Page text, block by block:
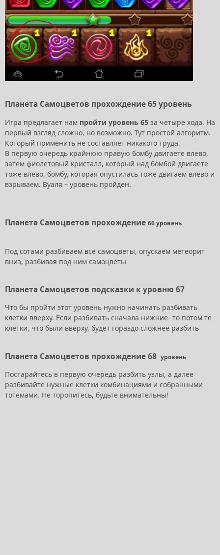
Планета Самоцветов прохождение 65 уровень
Игра предлагает нам пройти уровень 65 за четыре хода. На
первый взгляд сложно, но возможно. Тут простой алгоритм.
Который применить не составляет никакого труда.
В первую очередь крайнюю правую бомбу двигаете влево,
затем фиолетовый кристалл, который над бомбой двигаете
тоже влево, бомбу, которая опустилась тоже двигаем влево и
взрываем. Вуаля – уровень пройден.
Планета Самоцветов прохождение 66уровень
Под сотами разбиваем все самоцветы, опускаем метеорит
вниз, разбивая под ним самоцветы
Планета Самоцветов подсказки к уровню 67
Что бы пройти этот уровень нужно начинать разбивать
клетки вверху. Если разбивать сначала нижние- то потом те
клетки, что были вверху, будет гораздо сложнее разбить
Планета Самоцветов прохождение 68 уровень
Постарайтесь в первую очередь разбить узлы, а далее
разбивайте нужные клетки комбинациями и собранными
тотемами. Не торопитесь, будьте внимательны!